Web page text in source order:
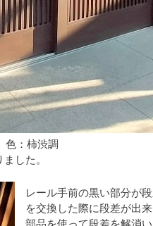
：柿渋調
した。
レール手前の黒い部分が
を交換した際に段差が出